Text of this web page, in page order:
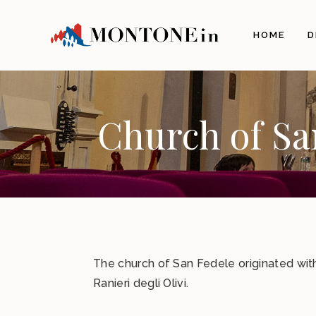
HOME
The
Church of
The church of San Fedele originated
Ranieri degli Olivi.